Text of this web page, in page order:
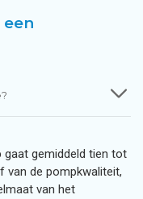
gaat gemiddeld tien tot
van de pompkwaliteit,
van het